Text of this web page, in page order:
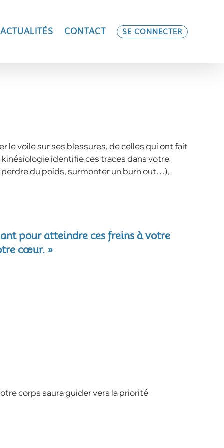
ACTUALITÉS CONTACT SE CONNECTER
le voile sur ses blessures, de celles qui ont fait
identifie ces traces dans votre
du poids, surmonter un burn out…),
pour atteindre ces freins à votre
cœur. »
corps saura guider vers la priorité